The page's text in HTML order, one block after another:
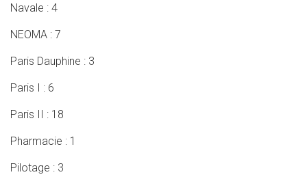
Navale : 4
NEOMA : 7
Paris Dauphine : 3
Paris I : 6
Paris II : 18
Pharmacie : 1
Pilotage : 3